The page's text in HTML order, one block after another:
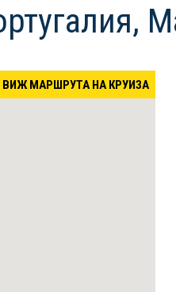
ВИЖ МАРШРУТА НА КРУИЗА